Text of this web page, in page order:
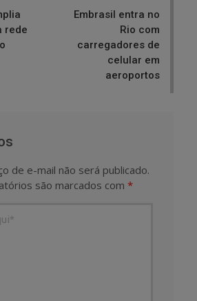
rede
Embrasil entra no
Rio com
carregadores de
celular em
aeroportos
de e-mail não será publicado.
são marcados com *